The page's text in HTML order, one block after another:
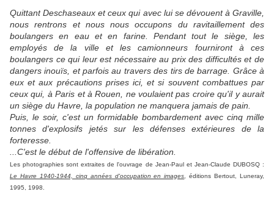
Quittant Deschaseaux et ceux qui avec lui se dévouent à Graville,
nous rentrons et nous nous occupons du ravitaillement des
boulangers en eau et en farine. Pendant tout le siège, les
employés de la ville et les camionneurs fourniront à ces
boulangers ce qui leur est nécessaire au prix des difficultés et de
dangers inouïs, et parfois au travers des tirs de barrage. Grâce à
eux et aux précautions prises ici, et si souvent combattues par
ceux qui, à Paris et à Rouen, ne voulaient pas croire qu'il y aurait
un siège du Havre, la population ne manquera jamais de pain.
Puis, le soir, c'est un formidable bombardement avec cinq mille
tonnes d'explosifs jetés sur les défenses extérieures de la
forteresse.
...C'est le début de l'offensive de libération.
Les photographies sont extraites de l'ouvrage de Jean-Paul et Jean-Claude DUBOSQ :
Le Havre 1940-1944, cinq années d'occupation en images , éditions Bertout, Luneray,
1995, 1998.